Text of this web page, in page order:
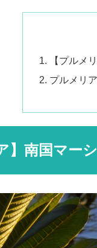
【プルメ
プルメリ
】南国マー